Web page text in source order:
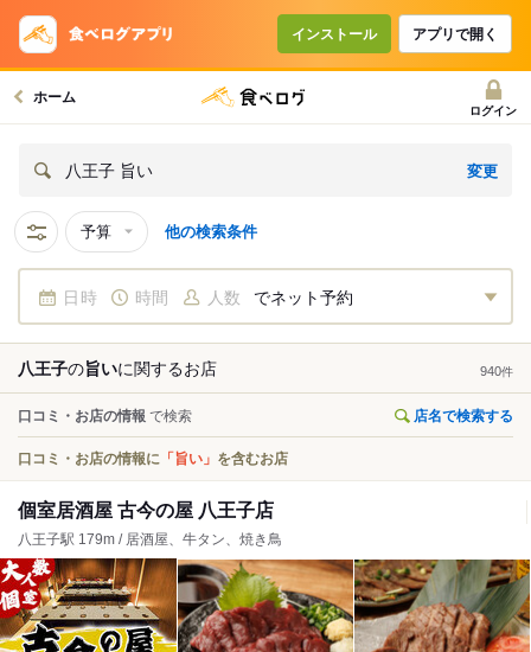
インストール アプリで開く
ホーム
ログイン
八王子 旨い 変更
予算 他の検索条件
日時 時間 人数 でネット予約
八王子の旨いに関するお店 940件
口コミ・お店の情報 で検索 店名で検索する
口コミ・お店の情報に 「旨い」 を含むお店
個室居酒屋 古今の屋 八王子店
八王子駅 179m / 居酒屋、牛タン、焼き鳥